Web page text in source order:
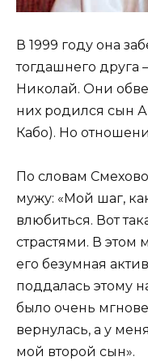
В 1999 году она
тогдашнего
Николай. Они
них родился сын
Кабо). Но
По словам
мужу: «Мой шаг,
влюбиться. Вот
страстями. В
его безумная
поддалась этому
было очень
вернулась, а у
мой второй сын».